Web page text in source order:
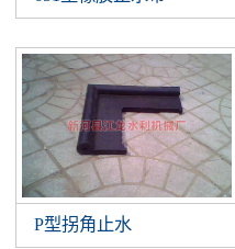
P型拐角止水